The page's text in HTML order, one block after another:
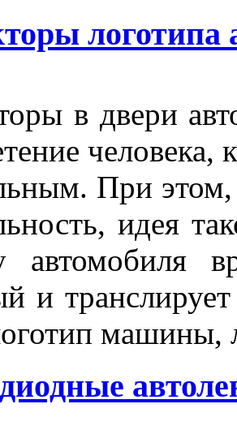
логотипа
в двери
человека,
При этом,
идея
автомобиля
и
машины,